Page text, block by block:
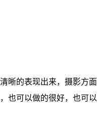
晰的表现出来，摄影方面
也可以做的很好，也可以